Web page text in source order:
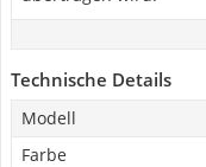
Technische Details
Modell
Farbe